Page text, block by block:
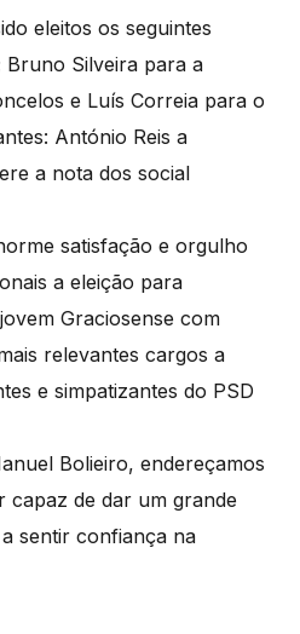
eleitos os seguintes
Bruno Silveira para a
e Luís Correia para o
António Reis a
a nota dos social
satisfação e orgulho
a eleição para
Graciosense com
relevantes cargos a
e simpatizantes do PSD
Bolieiro, endereçamos
capaz de dar um grande
sentir confiança na